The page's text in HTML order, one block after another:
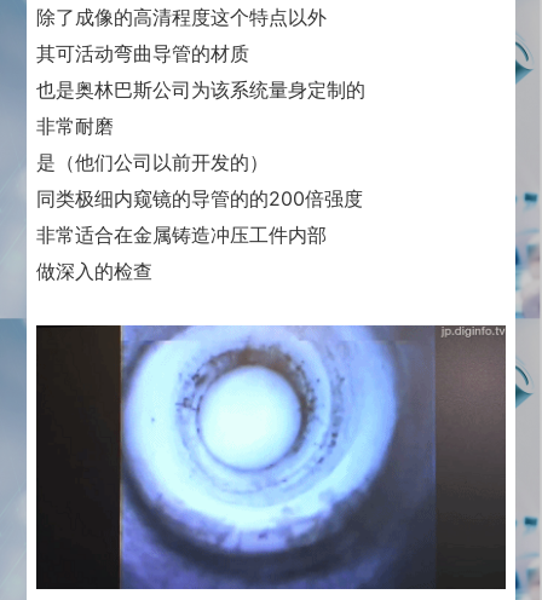
除了成像的高清程度这个特点以外
其可活动弯曲导管的材质
也是奥林巴斯公司为该系统量身定制的
非常耐磨
是（他们公司以前开发的）
同类极细内窥镜的导管的的200倍强度
非常适合在金属铸造冲压工件内部
做深入的检查